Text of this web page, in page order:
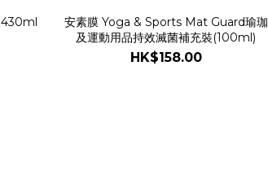
430ml
安素膜 Yoga & Sports Mat Guard瑜珈
及運動用品持效滅菌補充裝(100ml)
HK$158.00